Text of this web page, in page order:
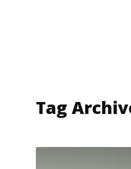
Tag